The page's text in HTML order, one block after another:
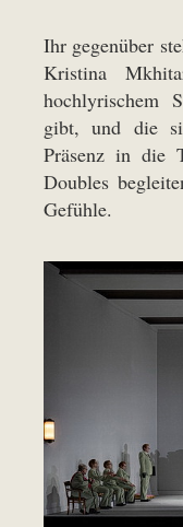
Ihr gegenüber
Kristina
hochlyrischem
gibt, und die
Präsenz in die
Doubles
Gefühle.